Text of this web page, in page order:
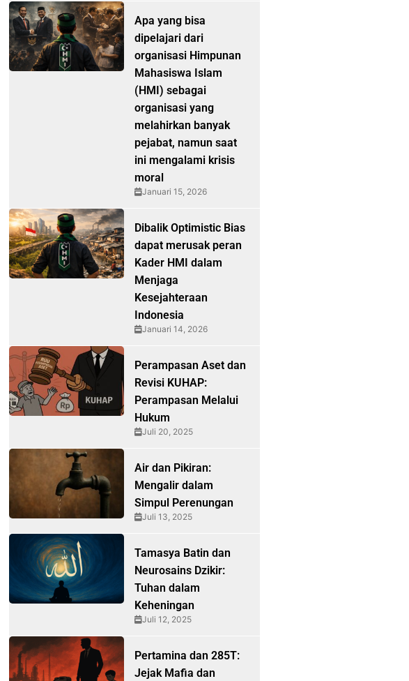
Apa yang bisa
dipelajari dari
organisasi Himpunan
Mahasiswa Islam
(HMI) sebagai
organisasi yang
melahirkan banyak
pejabat, namun saat
ini mengalami krisis
moral
Januari 15, 2026
Dibalik Optimistic Bias
dapat merusak peran
Kader HMI dalam
Menjaga
Kesejahteraan
Indonesia
Januari 14, 2026
Perampasan Aset dan
Revisi KUHAP:
Perampasan Melalui
Hukum
Juli 20, 2025
Air dan Pikiran:
Mengalir dalam
Simpul Perenungan
Juli 13, 2025
Tamasya Batin dan
Neurosains Dzikir:
Tuhan dalam
Keheningan
Juli 12, 2025
Pertamina dan 285T:
Jejak Mafia dan